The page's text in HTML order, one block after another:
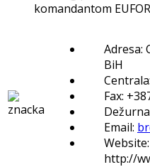
komandantom
Adresa:
BiH
Fax:
Email:
Website:
http://